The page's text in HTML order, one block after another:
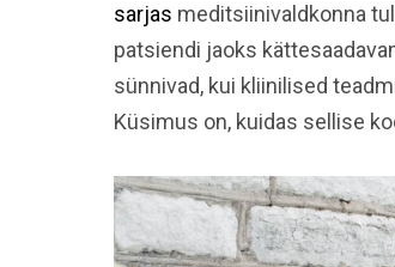
sarjas meditsiinivaldkonna
patsiendi jaoks
sünnivad, kui kliinilised
Küsimus on, kuidas sellise